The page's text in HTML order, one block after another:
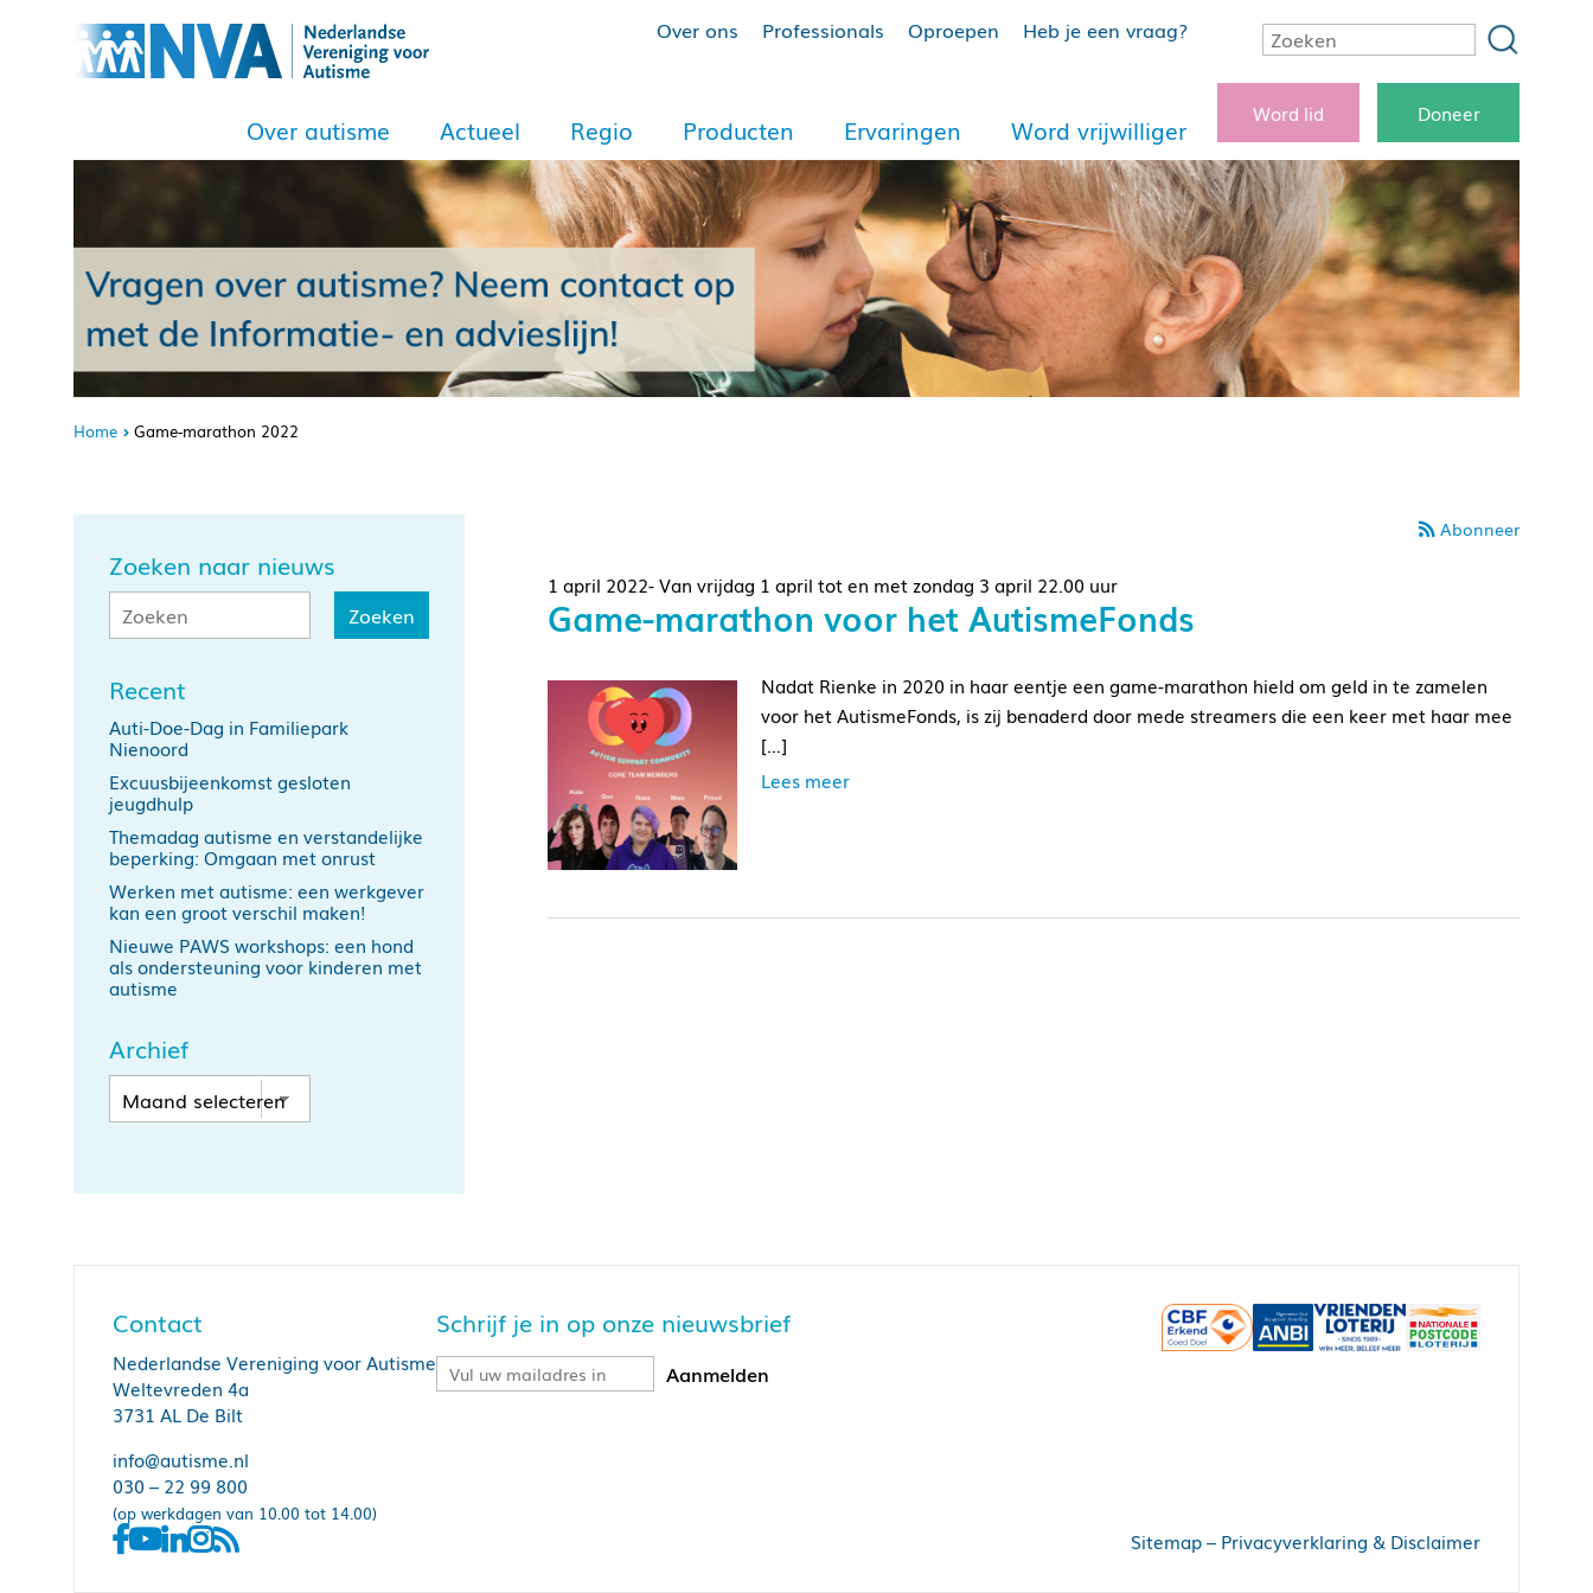
Over ons Professionals Oproepen Heb je een vraag?
Over autisme Actueel Regio Producten Ervaringen Word vrijwilliger
Word lid Doneer
Home Game-marathon 2022
Zoeken naar nieuws
Recent
Auti-Doe-Dag in Familiepark
Nienoord
Excuusbijeenkomst gesloten
jeugdhulp
Themadag autisme en verstandelijke
beperking: Omgaan met onrust
Werken met autisme: een werkgever
kan een groot verschil maken!
Nieuwe PAWS workshops: een hond
als ondersteuning voor kinderen met
autisme
Archief
Abonneer
1 april 2022- Van vrijdag 1 april tot en met zondag 3 april 22.00 uur
Game-marathon voor het AutismeFonds
Nadat Rienke in 2020 in haar eentje een game-marathon hield om geld in te zamelen
voor het AutismeFonds, is zij benaderd door mede streamers die een keer met haar mee
[…]
Lees meer
Contact
Nederlandse Vereniging voor Autisme
Weltevreden 4a
3731 AL De Bilt
info@autisme.nl
030 – 22 99 800
(op werkdagen van 10.00 tot 14.00)
Schrijf je in op onze nieuwsbrief
Sitemap– Privacyverklaring & Disclaimer